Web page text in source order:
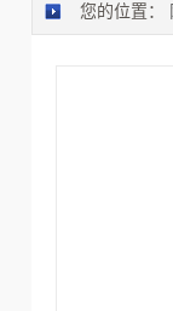
您的位置：